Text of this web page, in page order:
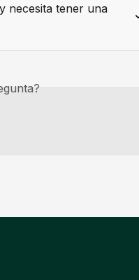
necesita tener una